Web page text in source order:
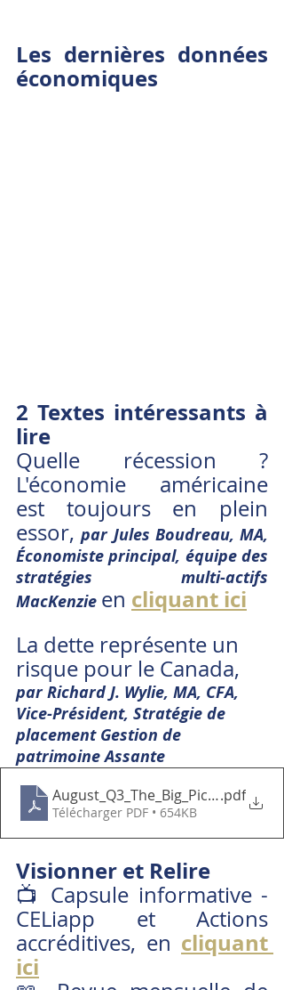
Les dernières données
économiques
2 Textes intéressants à
lire
Quelle récession ?
L'économie américaine
est toujours en plein
essor, par Jules Boudreau, MA,
Économiste principal, équipe des
stratégies multi-actifs
MacKenzie en cliquant ici
La dette représente un
risque pour le Canada,
par Richard J. Wylie, MA, CFA,
Vice-Président, Stratégie de
placement Gestion de
patrimoine Assante
August_Q3_The_Big_Picture_APC_F
.pdf
Télécharger PDF • 654KB
Visionner et Relire
📺 Capsule informative -
CELiapp et Actions
accréditives, en cliquant
ici